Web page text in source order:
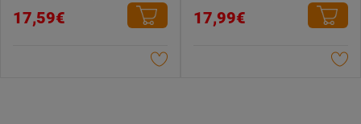
von
17,59€
von
17,99€